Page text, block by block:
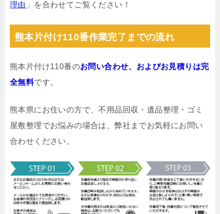
理由 」を合わせてご覧ください！
熊本片付け110番作業完了までの流れ
熊本片付け110番のお問い合わせ、およびお見積りは完
全無料です。
熊本県にお住いの方で、不用品回収・遺品整理・ゴミ
屋敷整理でお悩みの場合は、弊社までお気軽にお問い
合わせください。